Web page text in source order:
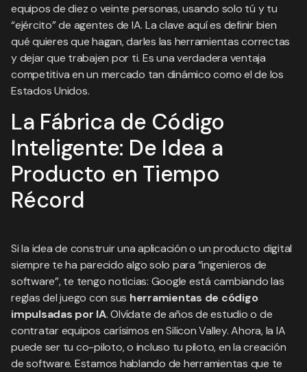
equipos de diez o veinte personas, usando solo tú y tu
“ejército” de agentes de IA. La clave aquí es definir bien
qué quieres que hagan, darles las herramientas correctas
y dejar que trabajen por ti. Es una verdadera ventaja
competitiva en un mercado tan dinámico como el de los
Estados Unidos.
La Fábrica de Código
Inteligente: De Idea a
Producto en Tiempo
Récord
Si la idea de construir una aplicación o un producto digital
siempre te ha parecido algo solo para “ingenieros de
software”, te tengo noticias: Google está cambiando las
reglas del juego con sus herramientas de código
impulsadas por IA. Olvídate de años de estudio o de
contratar equipos carísimos en Silicon Valley. Ahora, la IA
puede ser tu co-piloto, o incluso tu piloto, en la creación
de software. Estamos hablando de herramientas que te